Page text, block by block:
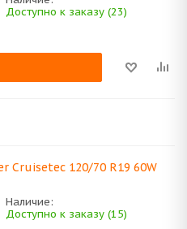
Доступно к заказу (23)
120/70 R19 60W
Наличие:
Доступно к заказу (15)